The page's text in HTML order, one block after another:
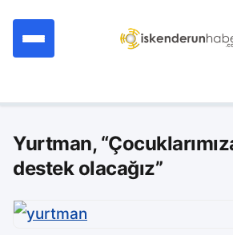
Yurtman,
destek olacağız”